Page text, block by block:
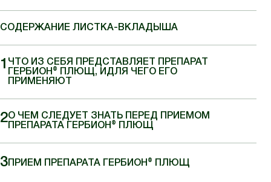
СОДЕРЖАНИЕ ЛИСТКА-ВКЛАДЫША
ЧТО ИЗ СЕБЯ ПРЕДСТАВЛЯЕТ ПРЕПАРАТ
ГЕРБИОН® ПЛЮЩ, ИДЛЯ ЧЕГО ЕГО
ПРИМЕНЯЮТ
О ЧЕМ СЛЕДУЕТ ЗНАТЬ ПЕРЕД ПРИЕМОМ
ПРЕПАРАТА ГЕРБИОН® ПЛЮЩ
ПРИЕМ ПРЕПАРАТА ГЕРБИОН® ПЛЮЩ